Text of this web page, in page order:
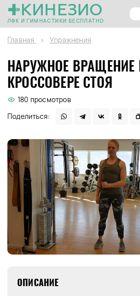
КИНЕЗИО
ЛФК И ГИМНАСТИКИ БЕСПЛАТНО
Главная Упражнения
НАРУЖНОЕ ВРАЩЕНИЕ
КРОССОВЕРЕ СТОЯ
180 просмотров
Поделиться:
ОПИСАНИЕ